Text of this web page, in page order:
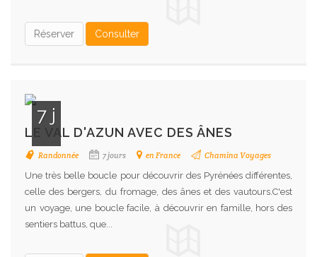
Réserver Consulter
7 j
LE VAL D'AZUN AVEC DES ÂNES
Randonnée 7 jours en France Chamina Voyages
Une très belle boucle pour découvrir des Pyrénées différentes,
celle des bergers, du fromage, des ânes et des vautours.C'est
un voyage, une boucle facile, à découvrir en famille, hors des
sentiers battus, que...